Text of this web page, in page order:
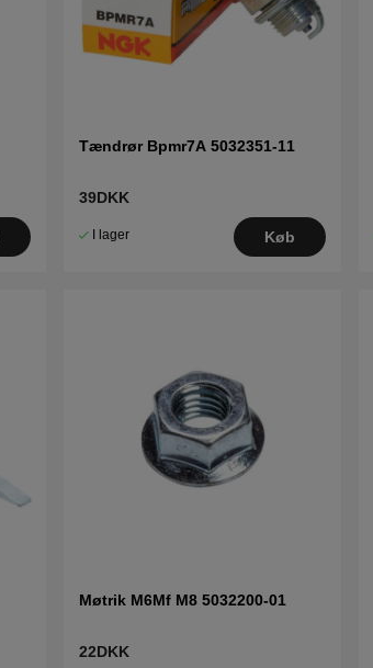
Tændrør Bpmr7A 5032351-11
39DKK
I lager Køb
Møtrik M6Mf M8 5032200-01
22DKK